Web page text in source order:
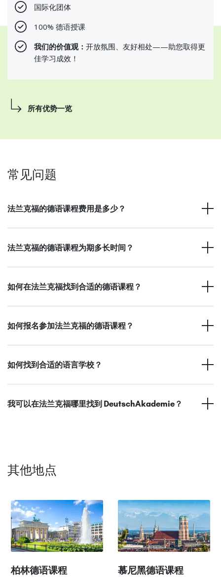
国际化团体
100% 德语授课
我们的价值观： 开放氛围、友好相处——助您取得更
佳学习成效！
所有优势一览
常见问题
法兰克福的德语课程费用是多少？
法兰克福的德语课程为期多长时间？
如何在法兰克福找到合适的德语课程？
如何报名参加法兰克福的德语课程？
如何找到合适的语言学校？
我可以在法兰克福哪里找到 DeutschAkademie？
其他地点
柏林德语课程 慕尼黑德语课程